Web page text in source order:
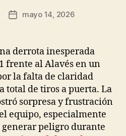
Fecha
entrada
mayo 14, 2026
derrota inesperada
frente al Alavés en un
la falta de claridad
total de tiros a puerta. La
sorpresa y frustración
equipo, especialmente
peligro durante